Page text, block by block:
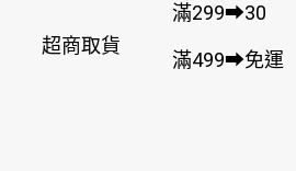
超商取貨
滿299➡30
滿499➡免運